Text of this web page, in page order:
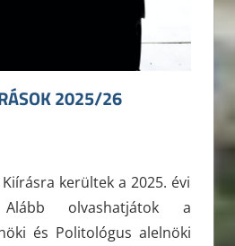
2025/26
kerültek a 2025. évi
olvashatjátok a
és Politológus alelnöki